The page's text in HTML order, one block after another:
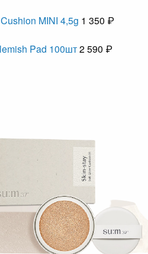
MINI 4,5g 1 350 ₽
Pad 100шт2 590 ₽